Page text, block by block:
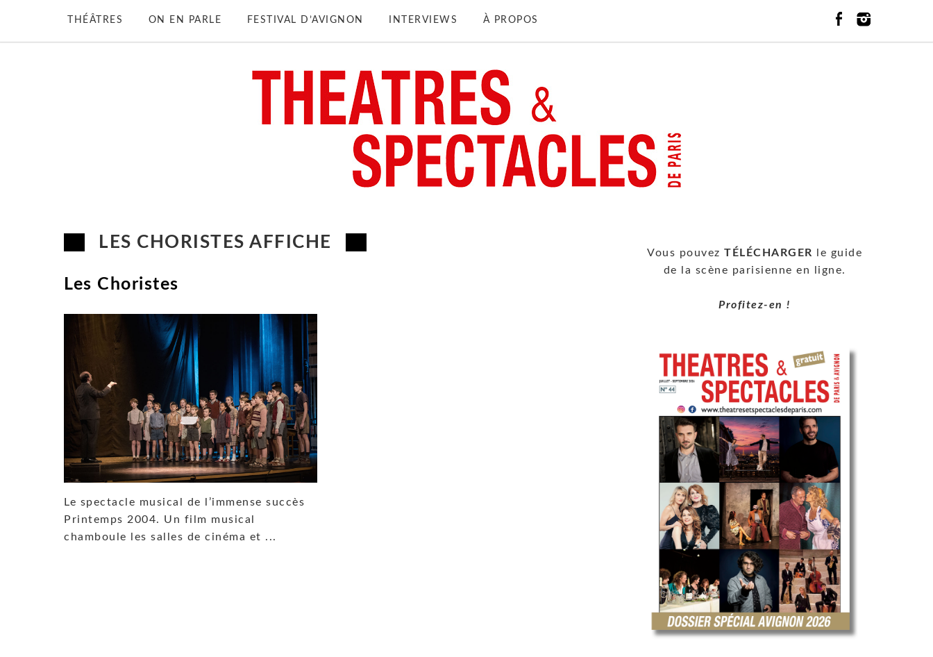
THÉÂTRES ON EN PARLE FESTIVAL D’AVIGNON INTERVIEWS À PROPOS
LES CHORISTES AFFICHE
Les Choristes
Le spectacle musical de l’immense succès
Printemps 2004. Un film musical
chamboule les salles de cinéma et ...
Vous pouvez TÉLÉCHARGER le guide
de la scène parisienne en ligne.
Profitez-en !